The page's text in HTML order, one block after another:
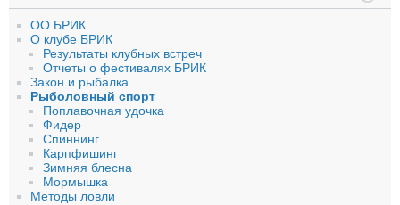
ОО БРИК
О клубе БРИК
Результаты клубных встреч
Отчеты о фестивалях БРИК
Закон и рыбалка
Рыболовный спорт
Поплавочная удочка
Фидер
Спиннинг
Карпфишинг
Зимняя блесна
Мормышка
Методы ловли